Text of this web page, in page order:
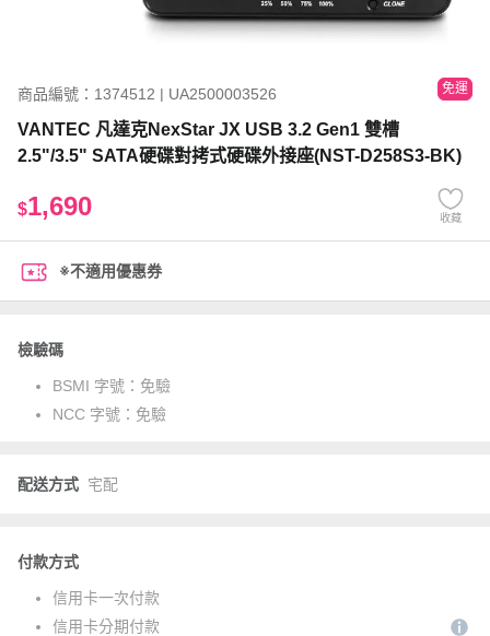
商品編號：1374512 | UA2500003526 免運
VANTEC 凡達克NexStar JX USB 3.2 Gen1 雙槽
2.5"/3.5" SATA硬碟對拷式硬碟外接座(NST-D258S3-BK)
$1,690 收藏
※不適用優惠券
檢驗碼
BSMI 字號： 免驗
NCC 字號： 免驗
配送方式 宅配
付款方式
信用卡一次付款
信用卡分期付款